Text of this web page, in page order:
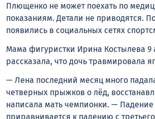
Плющенко не может поехать по
показаниям. Детали не приводятся.
появились в социальных сетях
Мама фигуристки Ирина Костылева 9
рассказала, что дочь травмировала
— Лена последний месяц много
четверных прыжков о лëд,
написала мать чемпионки. — Падение
приравнивается к падению с